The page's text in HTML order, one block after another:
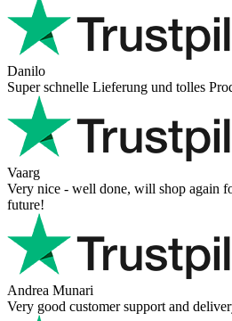
Danilo
Super schnelle Lieferung und tolles
Vaarg
Very nice - well done, will shop again
future!
Andrea Munari
Very good customer support and